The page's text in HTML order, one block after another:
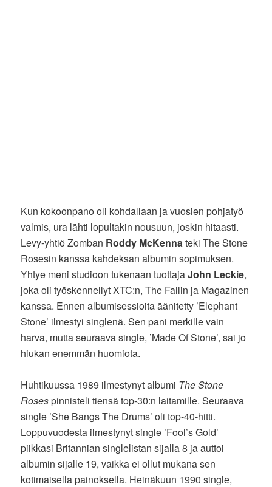
Kun kokoonpano oli kohdallaan ja vuosien pohjatyö
valmis, ura lähti lopultakin nousuun, joskin hitaasti.
Levy-yhtiö Zomban Roddy McKenna teki The Stone
Rosesin kanssa kahdeksan albumin sopimuksen.
Yhtye meni studioon tukenaan tuottajaJohn Leckie,
joka oli työskennellyt XTC:n, The Fallin ja Magazinen
kanssa. Ennen albumisessioita äänitetty ’Elephant
Stone’ ilmestyi singlenä. Sen pani merkille vain
harva, mutta seuraava single, ’Made Of Stone’, sai jo
hiukan enemmän huomiota.
Huhtikuussa 1989 ilmestynyt albumi The Stone
Rosespinnisteli tiensä top-30:n laitamille. Seuraava
single ’She Bangs The Drums’ oli top-40-hitti.
Loppuvuodesta ilmestynyt single ’Fool’s Gold’
piikkasi Britannian singlelistan sijalla 8 ja auttoi
albumin sijalle 19, vaikka ei ollut mukana sen
kotimaisella painoksella. Heinäkuun 1990 single,